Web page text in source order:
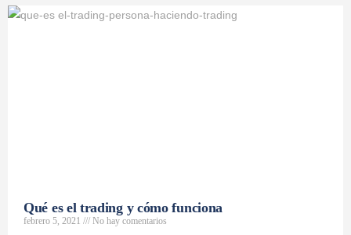
Qué es el trading y cómo funciona
febrero 5, 2021 No hay comentarios